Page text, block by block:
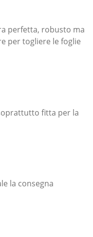
perfetta, robusto ma
per togliere le foglie
fitta per la
la consegna